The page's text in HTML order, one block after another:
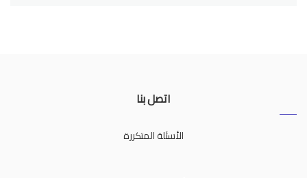
اتصل بنا
الأسئلة المتكررة